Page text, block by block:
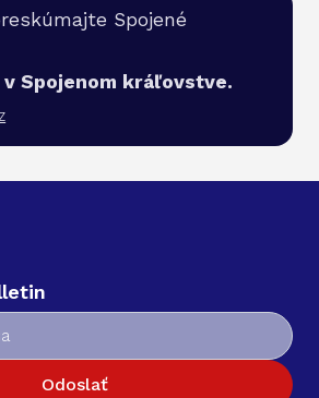
Spojené
v Spojenom kráľovstve.
Odoslať